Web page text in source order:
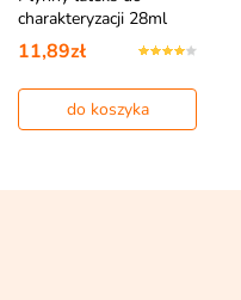
charakteryzacji 28ml
11,89zł
do koszyka